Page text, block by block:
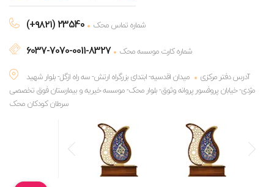
(+۹۸۲۱) 23540 شماره تماس محک
6037-7070-0011-8327
شماره کارت موسسه محک
آدرس دفتر مرکزی
میدان اقدسیه- ابتدای بزرگراه ارتش- سه راه ازگل- بلوار شهید
مژدی- خیابان پروفسور پروانه وثوق- بلوار محک- موسسه خیریه و بیمارستان فوق تخصصی
سرطان کودکان محک